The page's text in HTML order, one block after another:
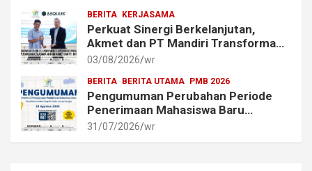
BERITA KERJASAMA
Perkuat Sinergi Berkelanjutan,
Akmet dan PT Mandiri Transforma
Global (MTG) Resmi Perpanjang
03/08/2026 wr
BERITA BERITA UTAMA PMB 2026
Pengumuman Perubahan Periode
Penerimaan Mahasiswa Baru
Akademi Metrologi dan
31/07/2026 wr